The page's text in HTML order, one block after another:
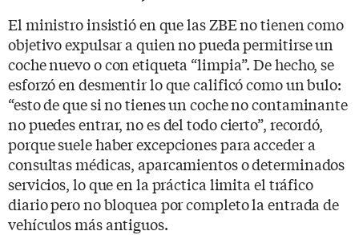
El ministro insistió en que las ZBE no tienen como
objetivo expulsar a quien no pueda permitirse un
coche nuevo o con etiqueta “limpia”. De hecho, se
esforzó en desmentir lo que calificó como un bulo:
“esto de que si no tienes un coche no contaminante
no puedes entrar, no es del todo cierto”, recordó,
porque suele haber excepciones para acceder a
consultas médicas, aparcamientos o determinados
servicios, lo que en la práctica limita el tráfico
diario pero no bloquea por completo la entrada de
vehículos más antiguos.